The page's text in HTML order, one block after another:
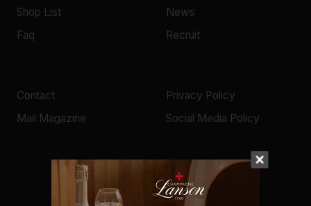
Shop List
Faq
News
Recruit
Contact
Mail Magazine
Privacy Policy
Social Media Policy